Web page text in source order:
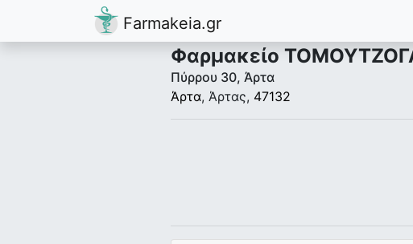
Farmakeia.gr
Φαρμακείο
Πύρρου 30, Άρτα
Άρτα, Άρτας, 47132